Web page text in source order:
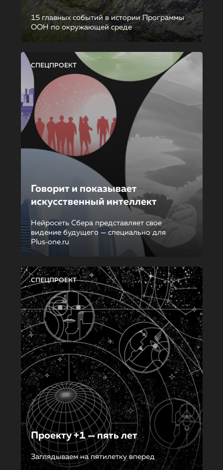
15 главных событий в истории Программы
ООН по окружающей среде
СПЕЦПРОЕКТ
Говорит и показывает
искусственный интеллект
Нейросеть Сбера представляет свое
видение будущего — специально для
Plus‑one.ru
СПЕЦПРОЕКТ
Проекту +1 — пять лет
Заглядываем на пятилетку вперед